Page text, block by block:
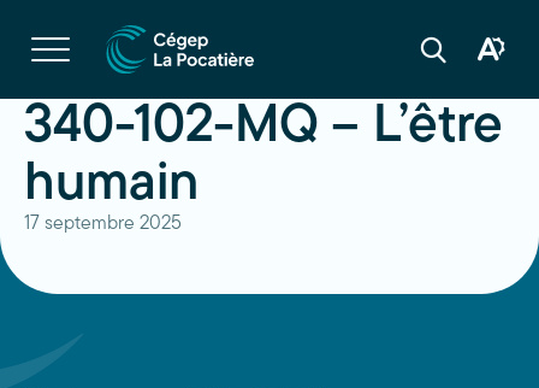
Ouvrir
la
navigation
site
Ouvrir
de
recherche
Ouvrir
à
outils
340-102-MQ – L’être
humain
17 septembre 2025